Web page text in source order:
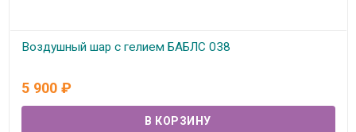
Воздушный шар с гелием БАБЛС 038
5 900 ₽